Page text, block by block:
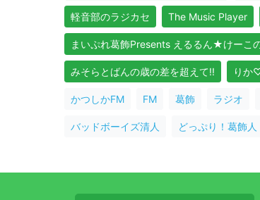
軽音部のラジカセ The Music Player
まいぷれ葛飾Presents えるるん★けーこ
みそらとばんの歳の差を超えて!! りか
かつしかFM FM 葛飾 ラジオ
バッドボーイズ清人 どっぷり！葛飾人